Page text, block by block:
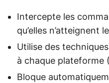
Intercepte les
qu’elles n’atteignent
Utilise des
à chaque plateforme
Bloque